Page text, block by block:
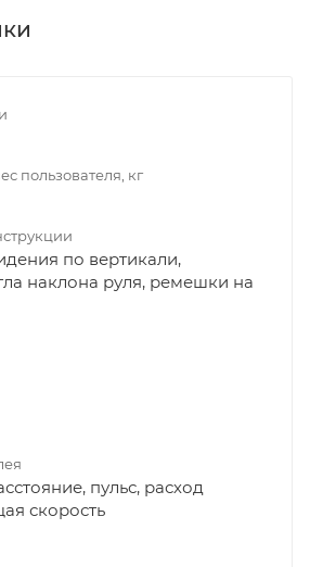
пользователя, кг
по вертикали,
наклона руля, ремешки на
пульс, расход
скорость